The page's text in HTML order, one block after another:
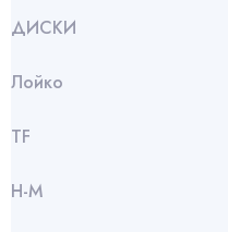
ДИСКИ
Лойко
TF
Н-М